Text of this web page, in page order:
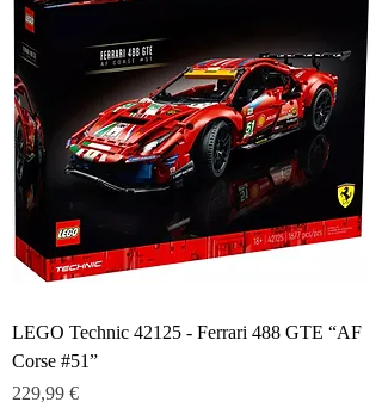
LEGO Technic 42125 - Ferrari 488 GTE “AF
Corse #51”
Prix
229,99 €